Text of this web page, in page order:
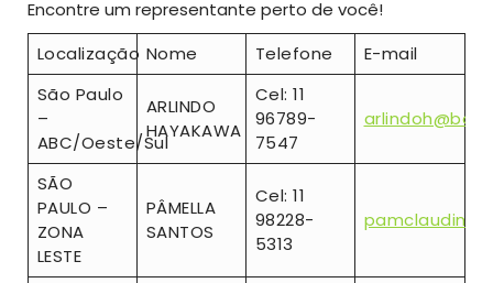
Encontre um representante perto de você!
Localização Nome Telefone
E-mail
São Paulo
–
ABC/Oeste/Sul
ARLINDO
HAYAKAWA
Cel: 11
96789-
7547
SÃO
PAULO –
ZONA
LESTE
PÂMELLA
SANTOS
Cel: 11
98228-
5313